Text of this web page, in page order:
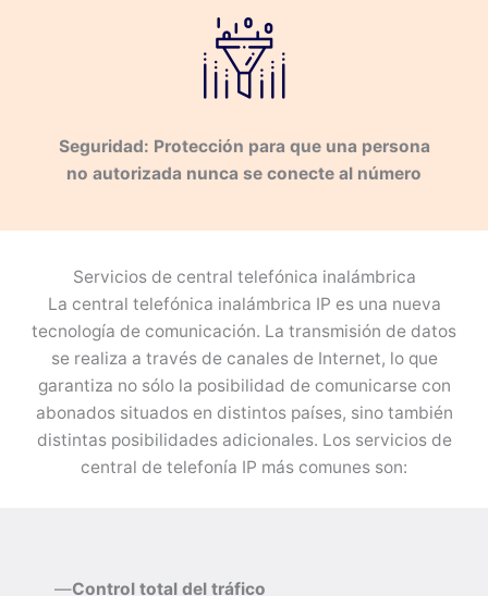
Seguridad: Protección para que una persona
no autorizada nunca se conecte al número
Servicios de central telefónica inalámbrica
La central telefónica inalámbrica IP es una nueva
tecnología de comunicación. La transmisión de datos
se realiza a través de canales de Internet, lo que
garantiza no sólo la posibilidad de comunicarse con
abonados situados en distintos países, sino también
distintas posibilidades adicionales. Los servicios de
central de telefonía IP más comunes son:
—Control total del tráfico